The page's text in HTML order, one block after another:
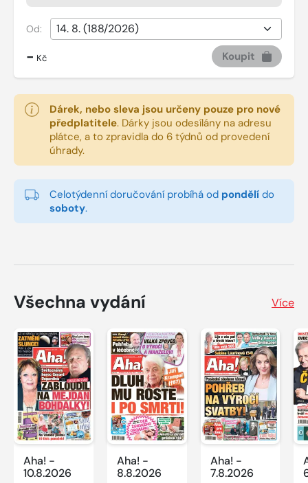
Od:
- Kč Koupit
Dárek, nebo sleva jsou určeny pouze pro nové
předplatitele. Dárky jsou odesílány na adresu
plátce, a to zpravidla do 6 týdnů od provedení
úhrady.
Celotýdenní doručování probíhá od pondělí do
soboty.
Všechna vydání Více
Aha! -
10.8.2026
Aha! -
8.8.2026
Aha! -
7.8.2026